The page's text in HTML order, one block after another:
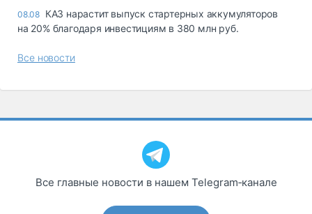
08.08 КАЗ нарастит выпуск стартерных аккумуляторов
на 20% благодаря инвестициям в 380 млн руб.
Все новости
Все главные новости в нашем Telegram‑канале